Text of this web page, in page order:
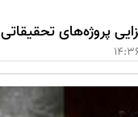
پروژه‌های تحقیقاتی